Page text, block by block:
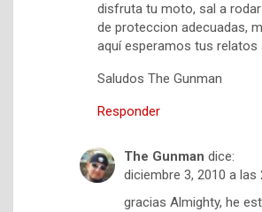
disfruta tu moto, sal a
de proteccion adecuadas,
aquí esperamos tus relatos
Saludos The Gunman
Responder
The Gunman dice:
diciembre 3, 2010 a las
gracias Almighty, he